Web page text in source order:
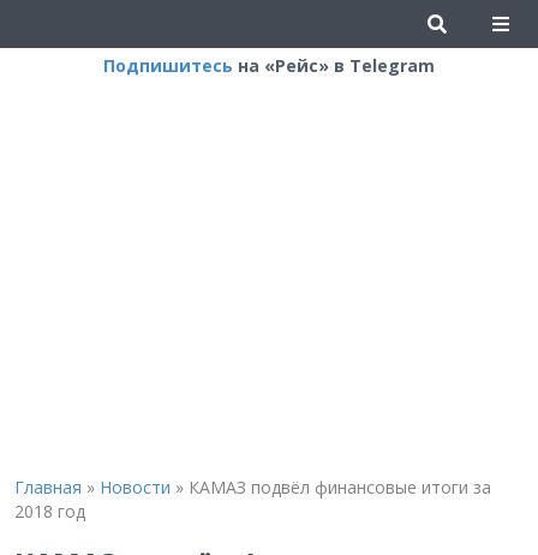
Подпишитесь на «Рейс» в Telegram
Главная » Новости » КАМАЗ подвёл финансовые итоги за
2018 год